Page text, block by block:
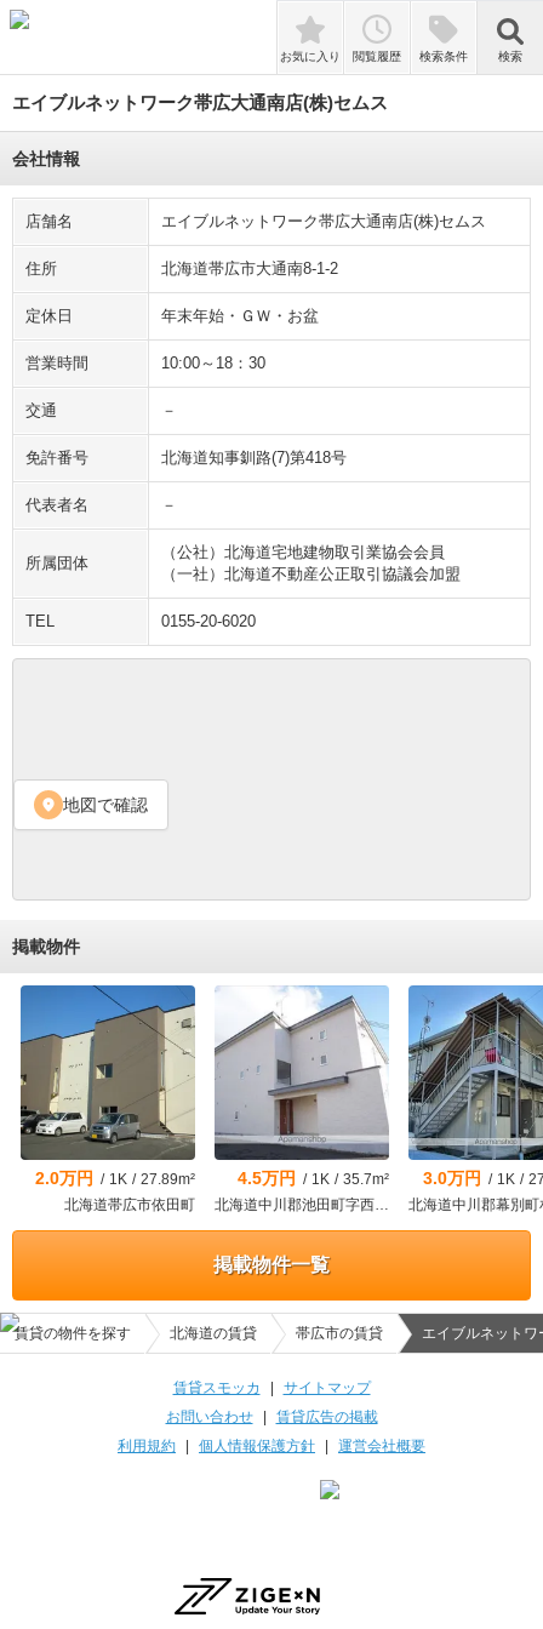
検索
お気に入り 閲覧履歴 検索条件 検索
エイブルネットワーク帯広大通南店(株)セムス
会社情報
店舗名 エイブルネットワーク帯広大通南店(株)セムス
住所 北海道帯広市大通南8-1-2
定休日 年末年始・ＧＷ・お盆
営業時間 10:00～18：30
交通 －
免許番号 北海道知事釧路(7)第418号
代表者名 －
所属団体
（公社）北海道宅地建物取引業協会会員
（一社）北海道不動産公正取引協議会加盟
TEL 0155-20-6020
location_on 地図で確認
掲載物件
2.0万円 / 1K / 27.89m²
北海道帯広市依田町
4.5万円 / 1K / 35.7m²
北海道中川郡池田町字西一条9丁目
3.0万円 / 1K /
掲載物件一覧
賃貸の物件を探す 北海道の賃貸 帯広市の賃貸 エイブルネット
賃貸スモッカ
サイトマップ
お問い合わせ| 賃貸広告の掲載
利用規約
個人情報保護方針 運営会社概要